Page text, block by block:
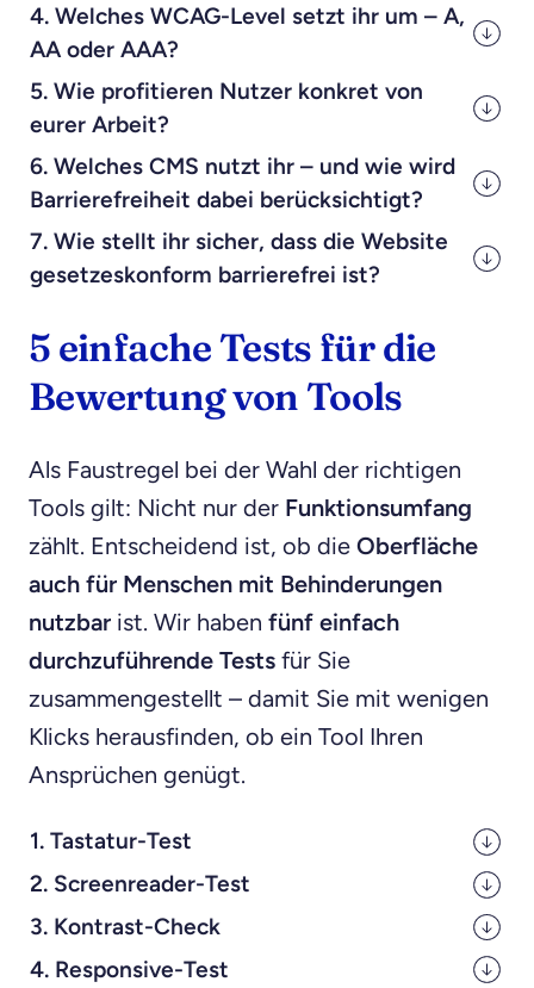
4. Welches WCAG-Level setzt ihr um – A,
AA oder AAA?
5. Wie profitieren Nutzer konkret von
eurer Arbeit?
6. Welches CMS nutzt ihr – und wie wird
Barrierefreiheit dabei berücksichtigt?
7. Wie stellt ihr sicher, dass die Website
gesetzeskonform barrierefrei ist?
5 einfache Tests für die
Bewertung von Tools
Als Faustregel bei der Wahl der richtigen
Tools gilt: Nicht nur der Funktionsumfang
zählt. Entscheidend ist, ob die Oberfläche
auch für Menschen mit Behinderungen
nutzbar ist. Wir haben fünf einfach
durchzuführende Tests für Sie
zusammengestellt – damit Sie mit wenigen
Klicks herausfinden, ob ein Tool Ihren
Ansprüchen genügt.
1. Tastatur-Test
2. Screenreader-Test
3. Kontrast-Check
4. Responsive-Test